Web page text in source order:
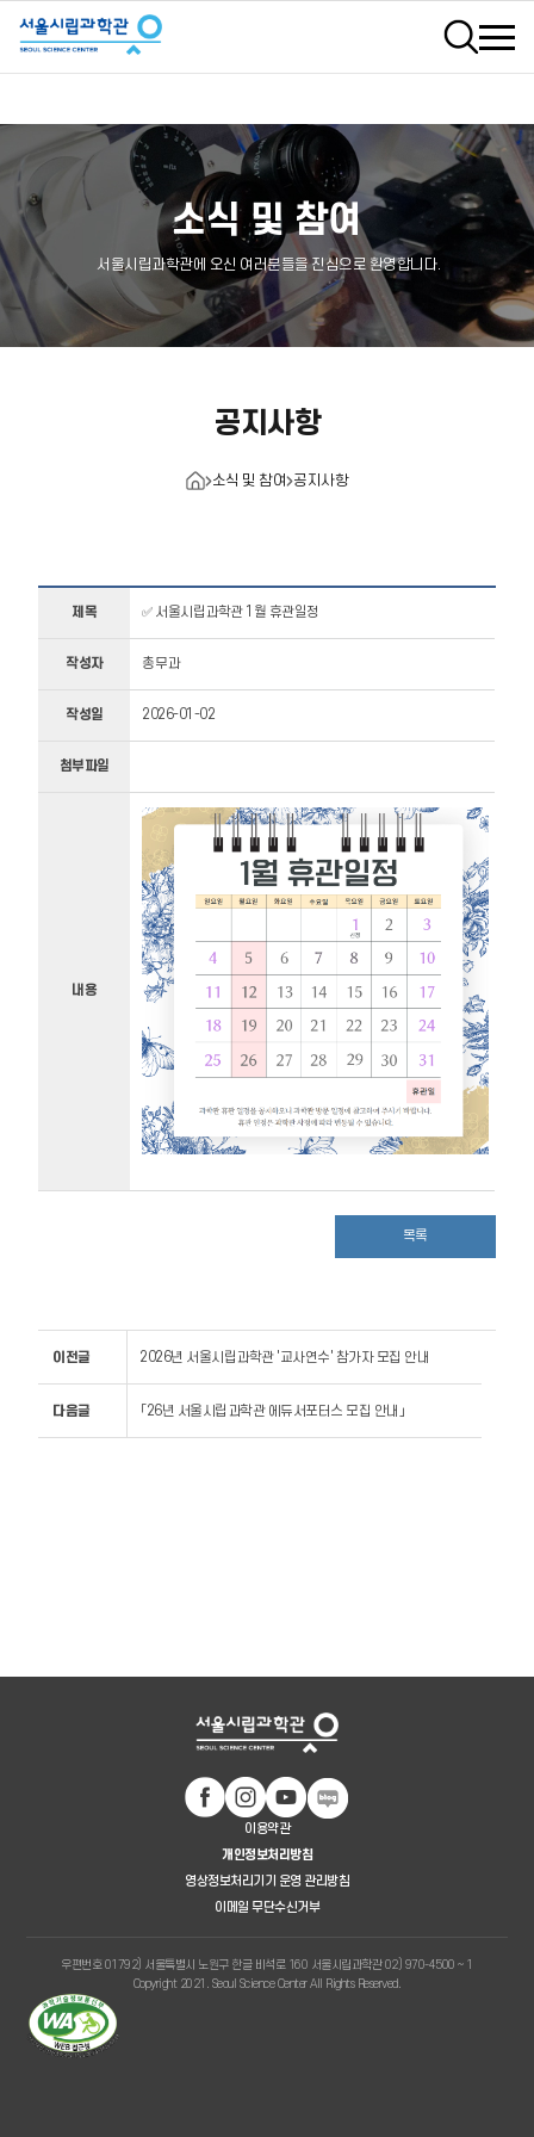
검색
소식 및 참여
서울시립과학관에 오신 여러분들을 진심으로 환영합니다.
공지사항
소식 및 참여 공지사항
제목 ✅ 서울시립과학관 1월 휴관일정
작성자 총무과
작성일 2026-01-02
첨부파일
내용
목록
이전글 2026년 서울시립과학관 '교사연수' 참가자 모집 안내
다음글 「26년 서울시립과학관 에듀서포터스 모집 안내」
이용약관
개인정보처리방침
영상정보처리기기 운영 관리방침
이메일 무단수신거부
우편번호 01792) 서울특별시 노원구 한글 비석로 160 서울시립과학관 02) 970-4500 ~ 1
Copyright 2021. Seoul Science Center All Rights Reserved.